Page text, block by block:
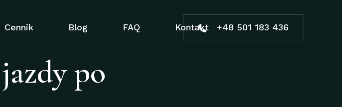
Cennik Blog FAQ Kontakt +48 501 183 436
po